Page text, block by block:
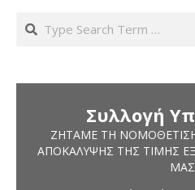
Search
Συλλογή
ΖΗΤΆΜΕ ΤΗ
ΑΠΟΚΆΛΥΨΗΣ ΤΗΣ ΤΙΜΉΣ
ΜΑΣ